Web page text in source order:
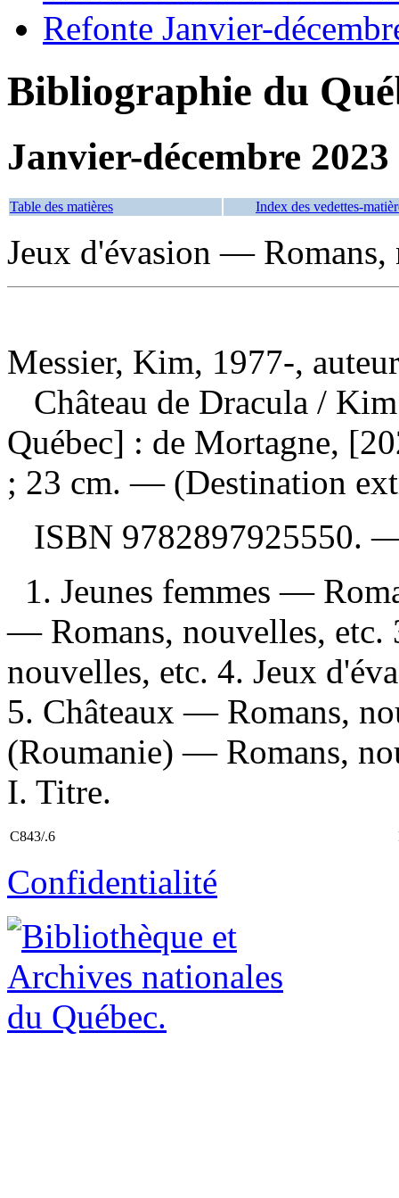
Refonte Janvier-
Bibliographie du
Janvier-décembre 2023
Table des matières Index des vedettes-
Jeux d'évasion — Romans,
Messier, Kim, 1977-, auteur
Château de Dracula /
Québec] : de Mortagne,
; 23 cm. — (Destination
ISBN 9782897925550.
1. Jeunes femmes —
— Romans, nouvelles,
nouvelles, etc. 4. Jeux
5. Châteaux — Romans,
(Roumanie) — Romans,
I. Titre.
C843/.6
Confidentialité